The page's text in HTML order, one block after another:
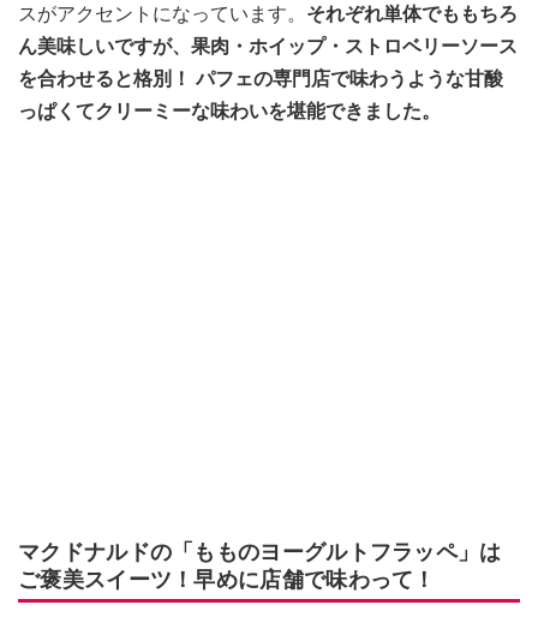
スがアクセントになっています。 それぞれ単体でももちろ
ん美味しいですが、果肉・ホイップ・ストロベリーソース
を合わせると格別！ パフェの専門店で味わうような甘酸
っぱくてクリーミーな味わいを堪能できました。
マクドナルドの「もものヨーグルトフラッペ」は
ご褒美スイーツ！早めに店舗で味わって！